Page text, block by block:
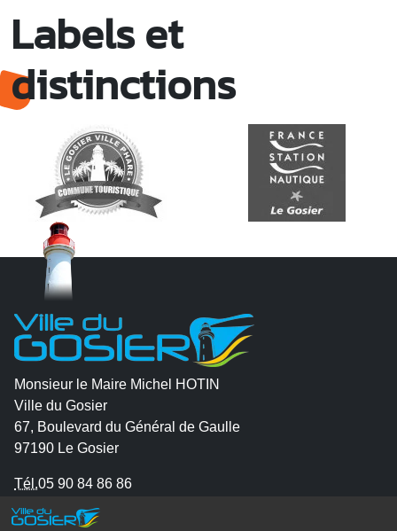
Labels et
distinctions
Monsieur le Maire Michel HOTIN
Ville du Gosier
67, Boulevard du Général de Gaulle
97190 Le Gosier
Tél.05 90 84 86 86
Envoyer un email